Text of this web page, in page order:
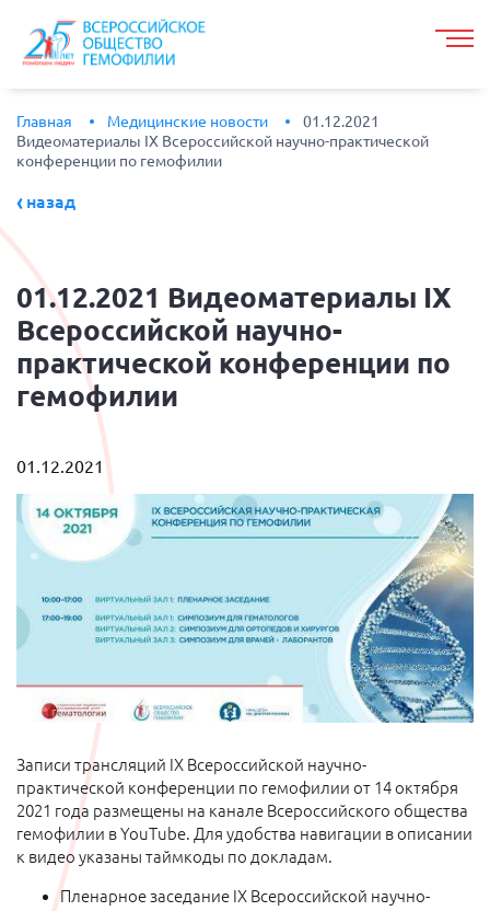
Главная Медицинские новости
01.12.2021
Видеоматериалы IX Всероссийской научно-практической
конференции по гемофилии
назад
01.12.2021 Видеоматериалы IX
Всероссийской научно-
практической конференции по
гемофилии
01.12.2021
Записи трансляций IX Всероссийской научно-
практической конференции по гемофилии от 14 октября
2021 года размещены на канале Всероссийского общества
гемофилии в YouTube. Для удобства навигации в описании
к видео указаны таймкоды по докладам.
Пленарное заседание IX Всероссийской научно-